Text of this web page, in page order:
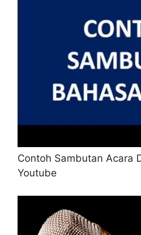
Contoh Sambutan Acara
Youtube